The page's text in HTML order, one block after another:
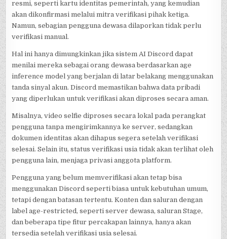
resmi, seperti kartu identitas pemerintah, yang kemudian
akan dikonfirmasi melalui mitra verifikasi pihak ketiga.
Namun, sebagian pengguna dewasa dilaporkan tidak perlu
verifikasi manual.
Hal ini hanya dimungkinkan jika sistem AI Discord dapat
menilai mereka sebagai orang dewasa berdasarkan age
inference model yang berjalan di latar belakang menggunakan
tanda sinyal akun. Discord memastikan bahwa data pribadi
yang diperlukan untuk verifikasi akan diproses secara aman.
Misalnya, video selfie diproses secara lokal pada perangkat
pengguna tanpa mengirimkannya ke server, sedangkan
dokumen identitas akan dihapus segera setelah verifikasi
selesai. Selain itu, status verifikasi usia tidak akan terlihat oleh
pengguna lain, menjaga privasi anggota platform.
Pengguna yang belum memverifikasi akan tetap bisa
menggunakan Discord seperti biasa untuk kebutuhan umum,
tetapi dengan batasan tertentu. Konten dan saluran dengan
label age-restricted, seperti server dewasa, saluran Stage,
dan beberapa tipe fitur percakapan lainnya, hanya akan
tersedia setelah verifikasi usia selesai.